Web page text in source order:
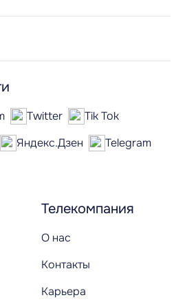
Телекомпания
О нас
Контакты
Карьера
Twitter
Tik Tok
Яндекс.Дзен
Telegram